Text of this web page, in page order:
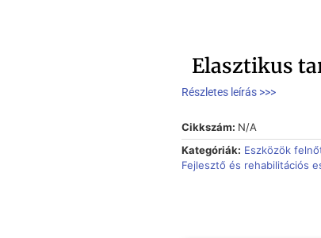
Elasztikus
Részletes leírás >>>
Cikkszám: N/A
Kategóriák: Eszközök
Fejlesztő és rehabilitációs